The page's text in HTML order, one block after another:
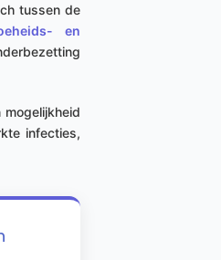
tussen de
en
infecties,